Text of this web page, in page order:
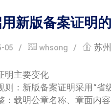
新版备案证明
05 whsong 苏
主要变化
则：新版备案证明采用“省
：载明公章名称、章面内